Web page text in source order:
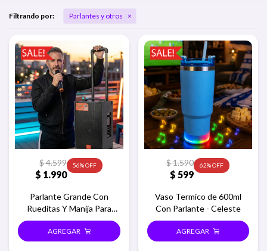
Filtrando por: Parlantes y otros
$ 1.990
$4.599 56
Parlante Grande Con
Rueditas Y Manija Para
Transportar
$ 599
$1.590 62
Vaso Termico de 600ml
Con Parlante - Celeste